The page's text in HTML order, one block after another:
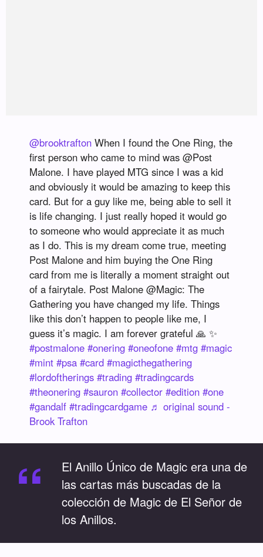
@brooktrafton When I found the One Ring, the
first person who came to mind was @Post
Malone. I have played MTG since I was a kid
and obviously it would be amazing to keep this
card. But for a guy like me, being able to sell it
is life changing. I just really hoped it would go
to someone who would appreciate it as much
as I do. This is my dream come true, meeting
Post Malone and him buying the One Ring
card from me is literally a moment straight out
of a fairytale. Post Malone @Magic: The
Gathering you have changed my life. Things
like this don’t happen to people like me, I
guess it’s magic. I am forever grateful 🙏 ✨
#postmalone #onering #oneofone #mtg #magic
#mint #psa #card #magicthegathering
#lordoftherings #trading #tradingcards
#theonering #sauron #collector #edition #one
#gandalf #tradingcardgame ♬ original sound -
Brook Trafton
“
El Anillo Único de Magic era una de
las cartas más buscadas de la
colección de Magic de El Señor de
los Anillos.